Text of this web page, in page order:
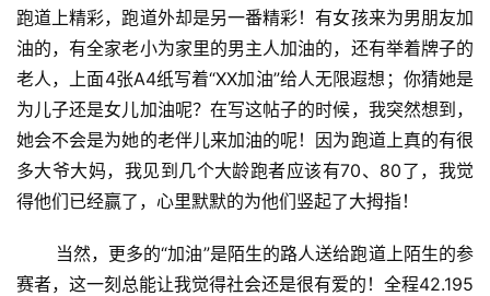
跑道上精彩，跑道外却是另一番精彩！有女孩来为男朋友加
油的，有全家老小为家里的男主人加油的，还有举着牌子的
老人，上面4张A4纸写着“XX加油”给人无限遐想；你猜她是
为儿子还是女儿加油呢？在写这帖子的时候，我突然想到，
她会不会是为她的老伴儿来加油的呢！因为跑道上真的有很
多大爷大妈，我见到几个大龄跑者应该有70、80了，我觉
得他们已经赢了，心里默默的为他们竖起了大拇指！
当然，更多的“加油”是陌生的路人送给跑道上陌生的参
赛者，这一刻总能让我觉得社会还是很有爱的！全程42.195